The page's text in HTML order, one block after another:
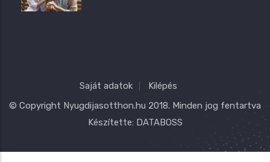
Saját adatok
Kilépés
© Copyright Nyugdijasotthon.hu 2018. Minden jog fentartva
Készítette: DATABOSS